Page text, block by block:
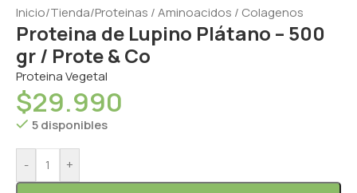
Inicio/Tienda/Proteinas / Aminoacidos / Colagenos
Proteina de Lupino Plátano – 500
gr / Prote & Co
Proteina Vegetal
$29.990
5 disponibles
- +